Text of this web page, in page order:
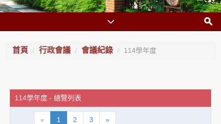
首頁 行政會議 會議紀錄 114學年度
114學年度 - 總覽列表
« 1 2 3 »